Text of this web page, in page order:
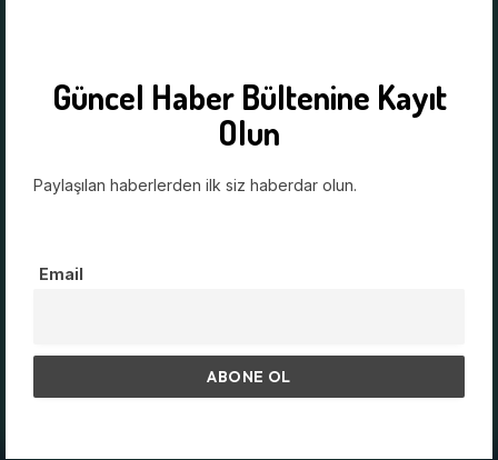
Güncel Haber Bültenine Kayıt
Olun
Paylaşılan haberlerden ilk siz haberdar olun.
Email